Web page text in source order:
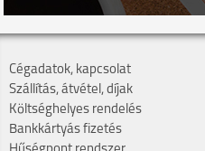
Cégadatok, kapcsolat
Szállítás, átvétel, díjak
Költséghelyes rendelés
Bankkártyás fizetés